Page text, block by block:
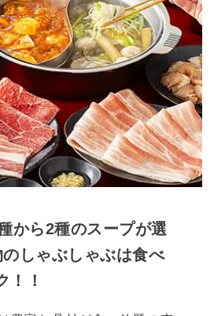
から2種のスープが選
しゃぶしゃぶは食べ
！！